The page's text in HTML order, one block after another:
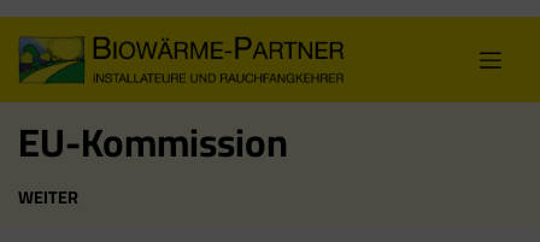
content
EU-Kommission
WEITER